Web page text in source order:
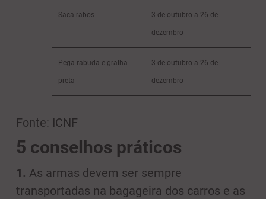
Saca-rabos 3 de outubro a 26 de
dezembro
Pega-rabuda e gralha-
preta
3 de outubro a 26 de
dezembro
Fonte: ICNF
5 conselhos práticos
1. As armas devem ser sempre
transportadas na bagageira dos carros e as